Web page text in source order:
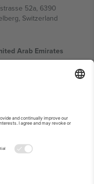
52a, 6390
Switzerland
Arab Emirates
A1, Office 302, Dubai,
პირი იცვლება